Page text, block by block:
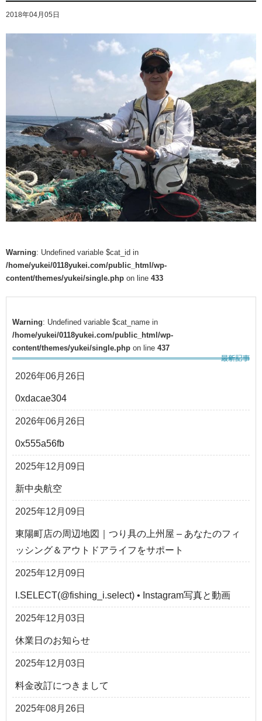
2018年04月05日
Warning: Undefined variable $cat_id in
/home/yukei/0118yukei.com/public_html/wp-
content/themes/yukei/single.php on line 433
Warning: Undefined variable $cat_name in
/home/yukei/0118yukei.com/public_html/wp-
content/themes/yukei/single.php on line 437
2026年06月26日
0xdacae304
2026年06月26日
0x555a56fb
2025年12月09日
新中央航空
2025年12月09日
東陽町店の周辺地図｜つり具の上州屋 – あなたのフィ
ッシング＆アウトドアライフをサポート
2025年12月09日
I.SELECT(@fishing_i.select) • Instagram写真と動画
2025年12月03日
休業日のお知らせ
2025年12月03日
料金改訂につきまして
2025年08月26日